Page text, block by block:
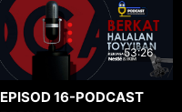
53:26
EPISOD 16-PODCAST